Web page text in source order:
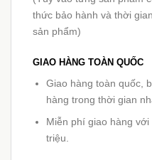
thức bảo hành và thời
sản phẩm)
GIAO HÀNG TOÀN QUỐC
Giao hàng toàn quốc,
hàng trong thời gian
Miễn phí giao hàng
triệu.